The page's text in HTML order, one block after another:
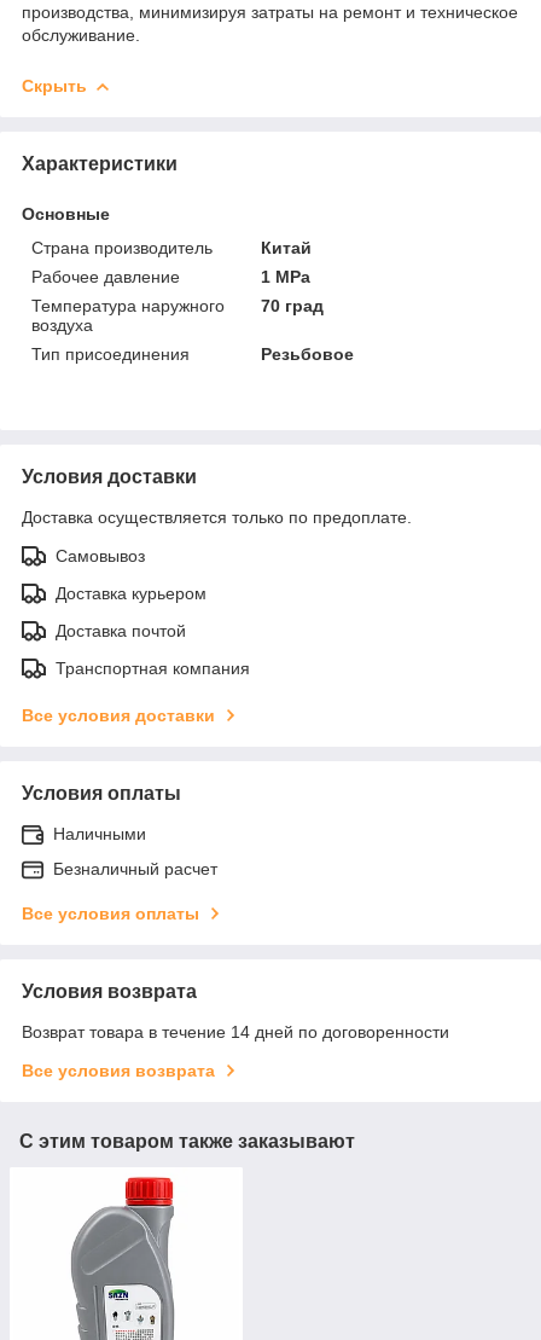
производства, минимизируя затраты на ремонт и техническое
обслуживание.
Скрыть
Характеристики
Основные
Страна производитель
Китай
Рабочее давление
1 MPa
Температура наружного
воздуха
70 град
Тип присоединения Резьбовое
Условия доставки
Доставка осуществляется только по предоплате.
Самовывоз
Доставка курьером
Доставка почтой
Транспортная компания
Все условия доставки
Условия оплаты
Наличными
Безналичный расчет
Все условия оплаты
Условия возврата
Возврат товара в течение 14 дней по договоренности
Все условия возврата
С этим товаром также заказывают